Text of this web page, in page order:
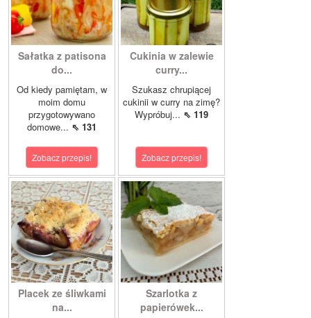
Sałatka z patisona
do...
Od kiedy pamiętam, w
moim domu
przygotowywano
domowe... ⇖ 131
Zobacz przepis!
Cukinia w zalewie
curry...
Szukasz chrupiącej
cukinii w curry na zimę?
Wypróbuj... ⇖ 119
Zobacz przepis!
Placek ze śliwkami
na...
Szarlotka z
papierówek...